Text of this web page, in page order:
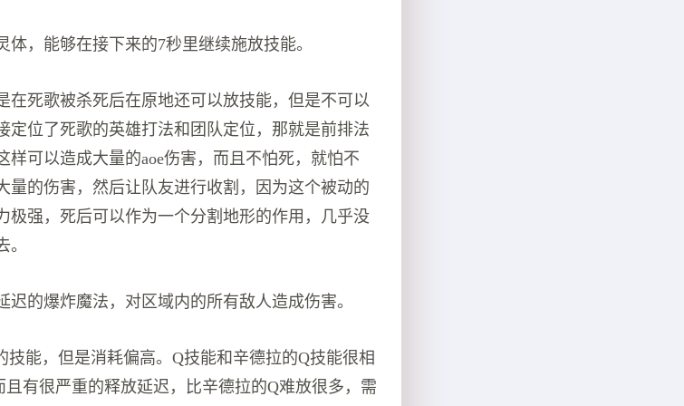
，能够在接下来的7秒里继续施放技能。
在死歌被杀死后在原地还可以放技能，但是不可以
定位了死歌的英雄打法和团队定位，那就是前排法
样可以造成大量的aoe伤害，而且不怕死，就怕不
量的伤害，然后让队友进行收割，因为这个被动的
极强，死后可以作为一个分割地形的作用，几乎没
的爆炸魔法，对区域内的所有敌人造成伤害。
技能，但是消耗偏高。Q技能和辛德拉的Q技能很相
有很严重的释放延迟，比辛德拉的Q难放很多，需